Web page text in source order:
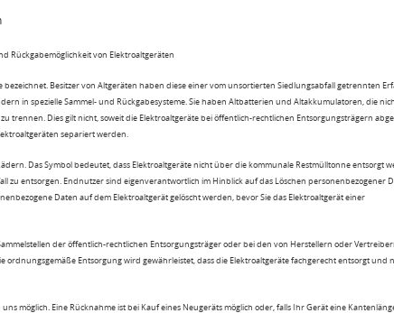
Rückgabemöglichkeit von Elektroaltgeräten
Besitzer von Altgeräten haben diese einer vom unsortierten Siedlungsabfall getrennten
in spezielle Sammel- und Rückgabesysteme. Sie haben Altbatterien und Altakkumulatoren, die
trennen. Dies gilt nicht, soweit die Elektroaltgeräte bei öffentlich-rechtlichen Entsorgungsträgern
separiert werden.
Das Symbol bedeutet, dass Elektroaltgeräte nicht über die kommunale Restmülltonne entsorgt
entsorgen. Endnutzer sind eigenverantwortlich im Hinblick auf das Löschen personenbezogener
Daten auf dem Elektroaltgerät gelöscht werden, bevor Sie das Elektroaltgerät einer
der öffentlich-rechtlichen Entsorgungsträger oder bei den von Herstellern oder
ordnungsgemäße Entsorgung wird gewährleistet, dass die Elektroaltgeräte fachgerecht entsorgt und
möglich. Eine Rücknahme ist bei Kauf eines Neugeräts möglich oder, falls Ihr Gerät eine